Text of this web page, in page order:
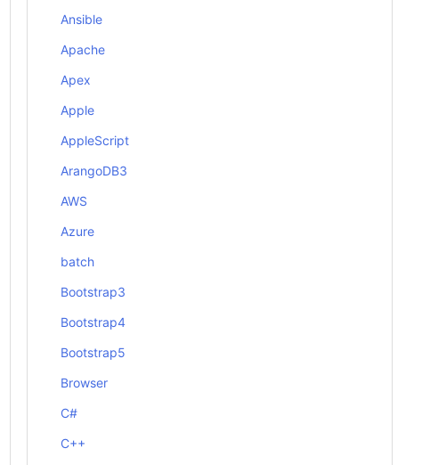
Ansible
Apache
Apex
Apple
AppleScript
ArangoDB3
AWS
Azure
batch
Bootstrap3
Bootstrap4
Bootstrap5
Browser
C#
C++